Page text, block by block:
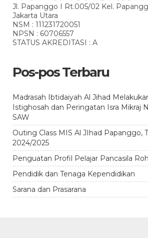
Jl. Papanggo I Rt.005/02 Kel.
Jakarta Utara
NSM : 111231720051
NPSN : 60706557
STATUS AKREDITASI : A
Pos-pos Terbaru
Madrasah Ibtidaiyah Al Jihad
Istighosah dan Peringatan Isra Mikraj
SAW
Outing Class MIS Al JIhad Papanggo,
2024/2025
Penguatan Profil Pelajar Pancasila
Pendidik dan Tenaga Kependidikan
Sarana dan Prasarana